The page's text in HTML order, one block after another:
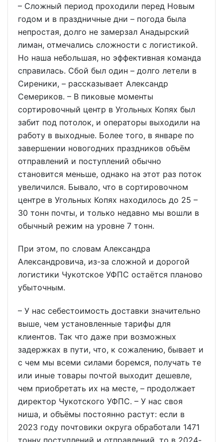
– Сложный период проходили перед Новым
годом и в праздничные дни – погода была
непростая, долго не замерзал Анадырский
лиман, отмечались сложности с логистикой.
Но наша небольшая, но эффективная команда
справилась. Сбой был один – долго летели в
Сиреники, – рассказывает Александр
Семериков. – В пиковые моменты
сортировочный центр в Угольных Копях был
забит под потолок, и операторы выходили на
работу в выходные. Более того, в январе по
завершении новогодних праздников объём
отправлений и поступлений обычно
становится меньше, однако на этот раз поток
увеличился. Бывало, что в сортировочном
центре в Угольных Копях находилось до 25 –
30 тонн почты, и только недавно мы вошли в
обычный режим на уровне 7 тонн.
При этом, по словам Александра
Александровича, из-за сложной и дорогой
логистики Чукотское УФПС остаётся планово
убыточным.
– У нас себестоимость доставки значительно
выше, чем установленные тарифы для
клиентов. Так что даже при возможных
задержках в пути, что, к сожалению, бывает и
с чем мы всеми силами боремся, получать те
или иные товары почтой выходит дешевле,
чем приобретать их на месте, – продолжает
директор Чукотского УФПС. – У нас своя
ниша, и объёмы постоянно растут: если в
2023 году почтовики округа обработали 1471